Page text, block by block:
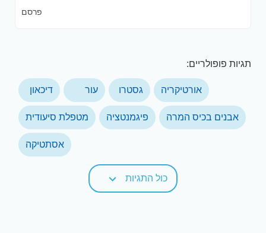
פרסם
תגיות פופולריים:
אורטיקריה גסטרו עור דיכאון
אבנים בכיס המרה פיגמנטציה מטפלת סיעודית
אסתטיקה
כול התגיות